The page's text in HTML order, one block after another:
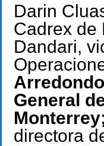
Darin
Cadrex de
Dandari,
General
directora